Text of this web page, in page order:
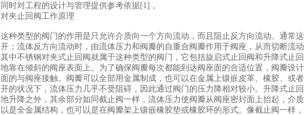
同时对工程的设计与管理提供参考依据[1] 。
对夹止回阀工作原理
这种类型的阀门的作用是只允许介质向一个方向流动，而且阻止反方向流动。通常
开；流体反方向流动时，由流体压力和阀瓣的自重合阀瓣作用于阀座，从而切断流
其中不锈钢对夹式止回阀就属于这种类型的阀门，它包括旋启式止回阀和升降式止
地靠在倾斜的阀座表面上。为了确保阀瓣每次都能到达阀座面的合适位置，阀瓣设
面的与阀座接触。阀瓣可以全部用金属制成，也可以在金属上镶嵌皮革、橡胶、或
开的状况下，流体压力几乎不受阻碍，因此通过阀门的压力降相对较小。升降式止
地升降之外，其余部分如同截止阀一样，流体压力使阀瓣从阀座密封面上抬起，介
以是全金属结构，也可以是在阀瓣架上镶嵌橡胶垫或橡胶环的形式。像截止阀一样